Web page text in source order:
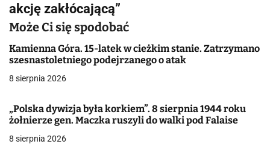
a
c
j
a
w
p
akcję zakłócającą”
Może Ci się spodobać
Kamienna Góra. 15-latek w cieżkim stanie. Zatrzymano
szesnastoletniego podejrzanego o atak
8 sierpnia 2026
„Polska dywizja była korkiem”. 8 sierpnia 1944 roku
żołnierze gen. Maczka ruszyli do walki pod Falaise
8 sierpnia 2026